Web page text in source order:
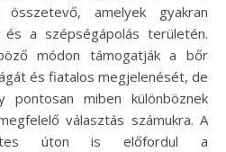
amelyek gyakran
a szépségápolás területén.
módon támogatják a bőr
és fiatalos megjelenését, de
pontosan miben különböznek
választás számukra. A
úton is előfordul a